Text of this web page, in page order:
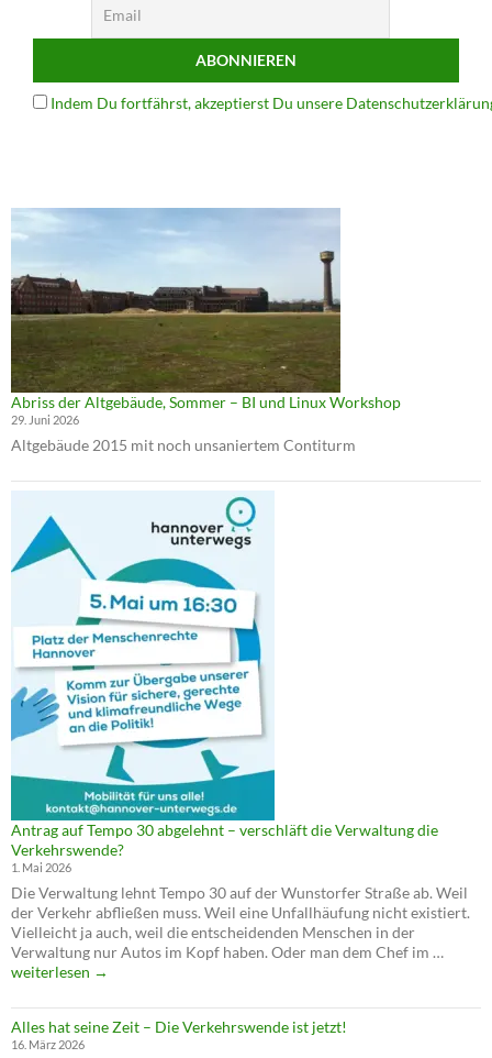
Indem Du fortfährst, akzeptierst Du unsere
Abriss der Altgebäude, Sommer – BI und Linux Workshop
29. Juni 2026
Altgebäude 2015 mit noch unsaniertem Contiturm
Antrag auf Tempo 30 abgelehnt – verschläft die Verwaltung die
Verkehrswende?
1. Mai 2026
Die Verwaltung lehnt Tempo 30 auf der Wunstorfer Straße ab. Weil
der Verkehr abfließen muss. Weil eine Unfallhäufung nicht existiert.
Vielleicht ja auch, weil die entscheidenden Menschen in der
Verwaltung nur Autos im Kopf haben. Oder man dem Chef im …
30
weiterlesen →
Alles hat seine Zeit – Die Verkehrswende ist jetzt!
16. März 2026